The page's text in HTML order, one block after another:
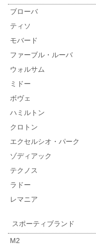
ブローバ
ティソ
モバード
ファーブル・ルーバ
ウォルサム
ミドー
ボヴェ
ハミルトン
クロトン
エクセルシオ・パーク
ゾディアック
テクノス
ラドー
レマニア
スポーティブランド
M2